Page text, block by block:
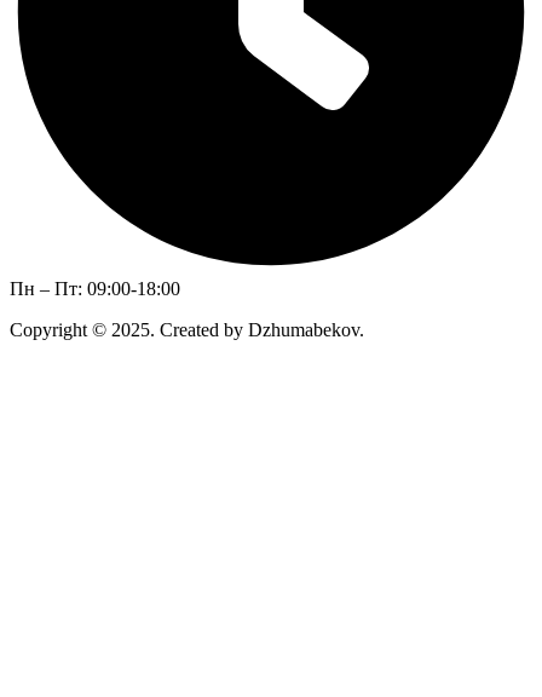
Пн – Пт: 09:00-18:00
Copyright © 2025. Created by Dzhumabekov.